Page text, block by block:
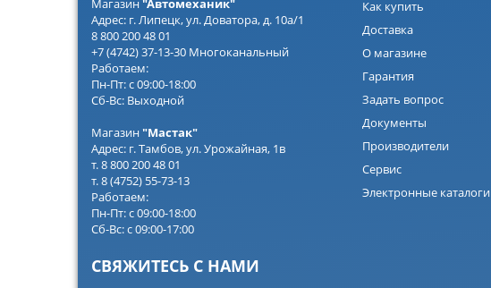
Адрес: г. Липецк, ул. Доватора, д. 10а/1
8 800 200 48 01
+7 (4742) 37-13-30 Многоканальный
Работаем:
Пн-Пт: с 09:00-18:00
Сб-Вс: Выходной
Магазин"Мастак"
Адрес: г. Тамбов, ул. Урожайная, 1в
т. 8 800 200 48 01
т. 8 (4752) 55-73-13
Работаем:
Пн-Пт: с 09:00-18:00
Сб-Вс: с 09:00-17:00
СВЯЖИТЕСЬ С НАМИ
Как купить
Доставка
О магазине
Гарантия
Задать вопрос
Документы
Производители
Сервис
Электронные каталоги